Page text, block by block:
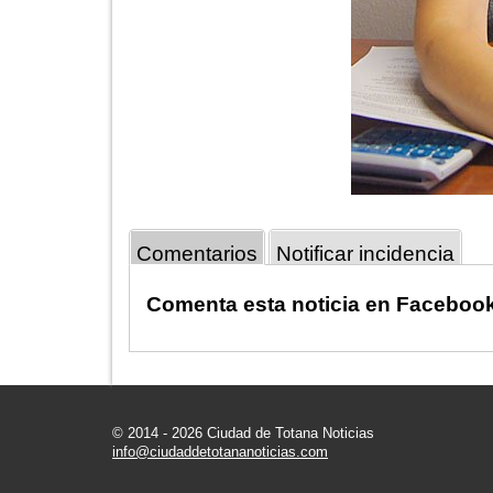
Comentarios Notificar incidencia
Comenta esta noticia en
© 2014 - 2026 Ciudad de Totana Noticias
info@ciudaddetotananoticias.com